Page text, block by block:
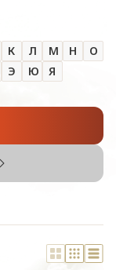
К Л М Н
О
Э Ю Я